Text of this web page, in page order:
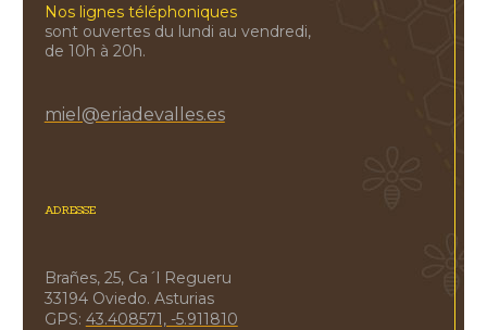
Nos lignes téléphoniques
sont ouvertes du lundi au vendredi,
de 10h à 20h.
miel@eriadevalles.es
ADRESSE
Brañes, 25, Ca´l Regueru
33194 Oviedo. Asturias
GPS: 43.408571, -5.911810